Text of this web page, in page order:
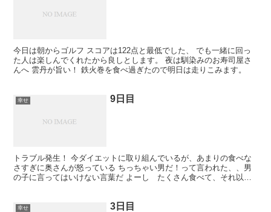
今日は朝からゴルフ スコアは122点と最低でした、 でも一緒に回っ
た人は楽しんでくれたから良しとします。 夜は馴染みのお寿司屋さ
んへ 雲丹が旨い！ 鉄火巻を食べ過ぎたので明日は走りこみます。
幸せ 9日目
トラブル発生！ 今ダイエットに取り組んでいるが、あまりの食べな
さすぎに奥さんが怒っている ちっちゃい男だ！って言われた、、男
の子に言ってはいけない言葉だ よーし たくさん食べて、それ以上
幸せ 3日目